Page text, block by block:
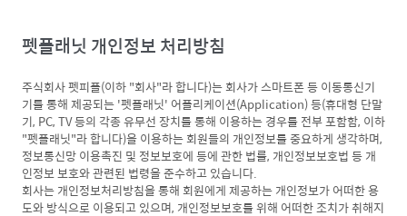
펫플래닛 개인정보 처리방침
주식회사 펫피플(이하 "회사"라 합니다)는 회사가 스마트폰 등 이동통신기
기를 통해 제공되는 '펫플래닛' 어플리케이션(Application) 등(휴대형 단말
기, PC, TV 등의 각종 유무선 장치를 통해 이용하는 경우를 전부 포함함, 이하
"펫플래닛"라 합니다)을 이용하는 회원들의 개인정보를 중요하게 생각하며,
정보통신망 이용촉진 및 정보보호에 등에 관한 법률, 개인정보보호법 등 개
인정보 보호와 관련된 법령을 준수하고 있습니다.
회사는 개인정보처리방침을 통해 회원에게 제공하는 개인정보가 어떠한 용
도와 방식으로 이용되고 있으며, 개인정보보호를 위해 어떠한 조치가 취해지